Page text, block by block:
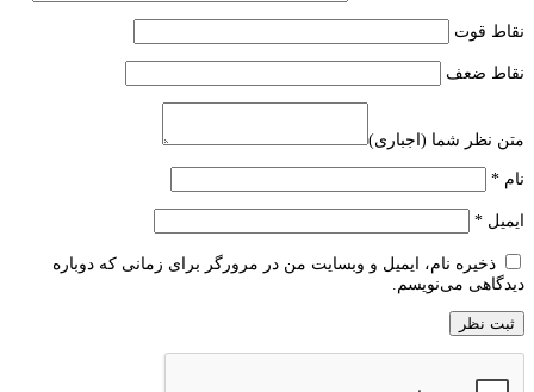
نقاط قوت
نقاط ضعف
متن نظر شما (اجباری)
نام *
ایمیل *
ذخیره نام، ایمیل و وبسایت من در مرورگر برای زمانی که دوباره
دیدگاهی می‌نویسم.